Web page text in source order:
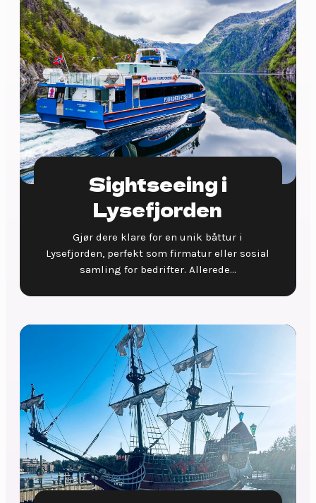
Sightseeing i
Lysefjorden
Gjør dere klare for en unik båttur i
Lysefjorden, perfekt som firmatur eller sosial
samling for bedrifter. Allerede...